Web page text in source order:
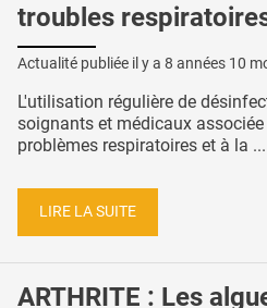
troubles
Actualité publiée il y a 8 années 10
L'utilisation régulière de
soignants et médicaux
problèmes respiratoires et à la ...
LIRE LA SUITE
ARTHRITE : Les